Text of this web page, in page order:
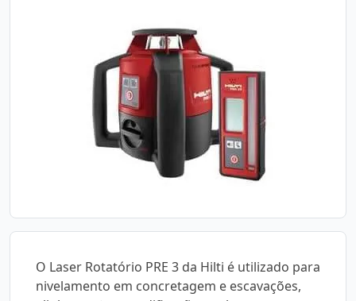
O Laser Rotatório PRE 3 da Hilti é utilizado para
nivelamento em concretagem e escavações,